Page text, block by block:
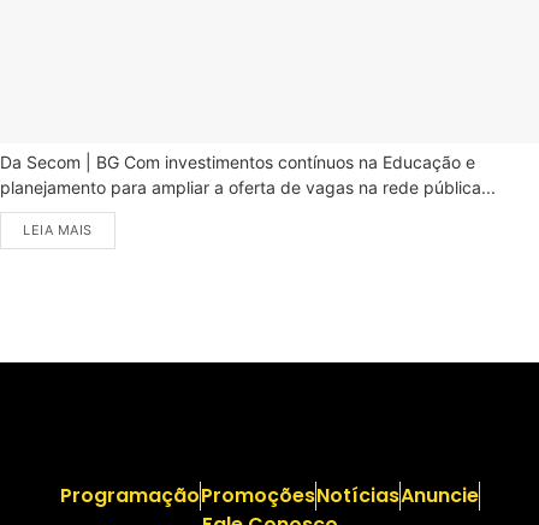
Da Secom | BG Com investimentos contínuos na Educação e
planejamento para ampliar a oferta de vagas na rede pública...
LEIA MAIS
ProgramaçãoPromoçõesNotíciasAnuncie